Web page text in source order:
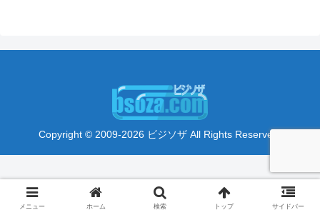
Copyright © 2009-2026 ビジソザ All Rights Reserved.
メニュー ホーム 検索 トップ サイドバー